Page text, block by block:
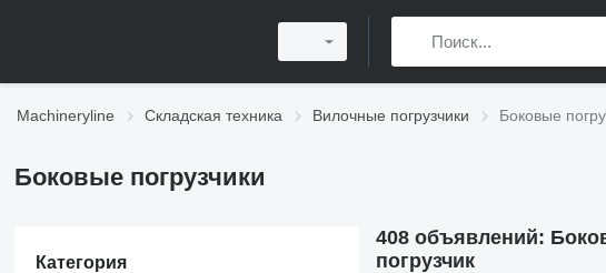
Machineryline Складская техника Вилочные погрузчики Боковые
Боковые погрузчики
Категория
408 объявлений:
погрузчик